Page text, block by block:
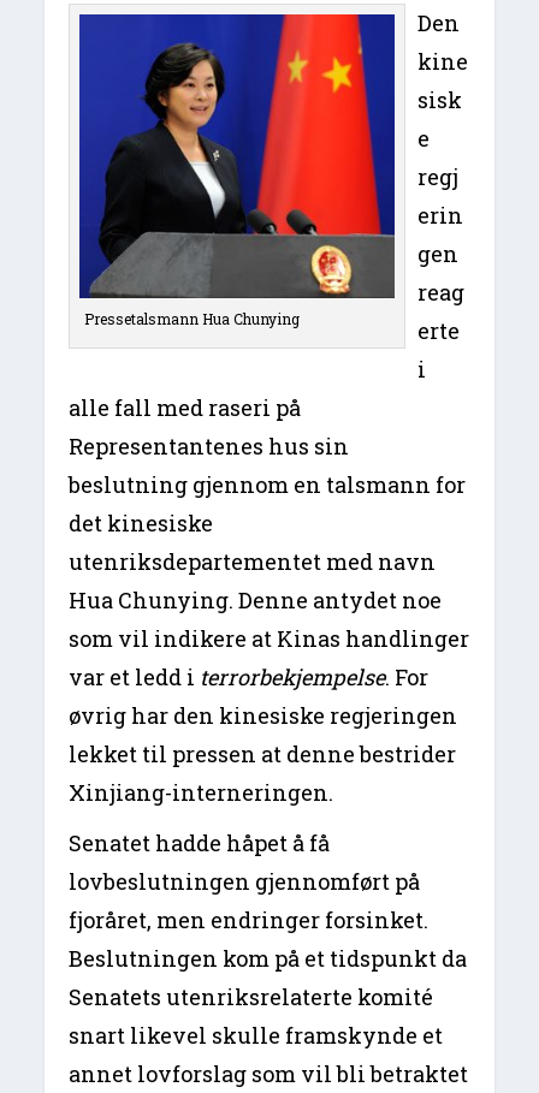
Pressetalsmann Hua Chunying
Den
kine
sisk
e
regj
erin
gen
reag
erte
i
alle fall med raseri på
Representantenes hus sin
beslutning gjennom en talsmann for
det kinesiske
utenriksdepartementet med navn
Hua Chunying. Denne antydet noe
som vil indikere at Kinas handlinger
var et ledd i terrorbekjempelse. For
øvrig har den kinesiske regjeringen
lekket til pressen at denne bestrider
Xinjiang-interneringen.
Senatet hadde håpet å få
lovbeslutningen gjennomført på
fjoråret, men endringer forsinket.
Beslutningen kom på et tidspunkt da
Senatets utenriksrelaterte komité
snart likevel skulle framskynde et
annet lovforslag som vil bli betraktet